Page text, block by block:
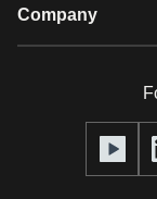
Glossary
Case studies
alugha Academy
Company
Our team